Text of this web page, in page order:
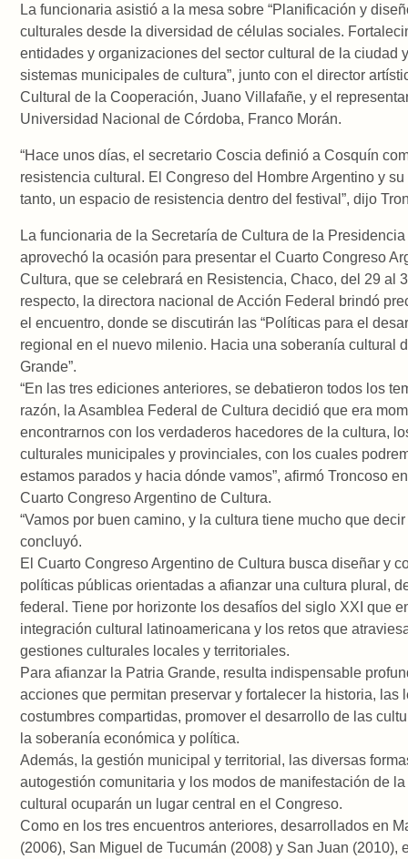
La funcionaria asistió a la mesa sobre “Planificación y
culturales desde la diversidad de células sociales.
entidades y organizaciones del sector cultural de la ciudad
sistemas municipales de cultura”, junto con el director
Cultural de la Cooperación, Juano Villafañe, y el
Universidad Nacional de Córdoba, Franco Morán.
“Hace unos días, el secretario Coscia definió a Cosquín
resistencia cultural. El Congreso del Hombre Argentino y
tanto, un espacio de resistencia dentro del festival”, dijo
La funcionaria de la Secretaría de Cultura de la
aprovechó la ocasión para presentar el Cuarto Congreso
Cultura, que se celebrará en Resistencia, Chaco, del 29 al
respecto, la directora nacional de Acción Federal brindó
el encuentro, donde se discutirán las “Políticas para el
regional en el nuevo milenio. Hacia una soberanía cultural
Grande”.
“En las tres ediciones anteriores, se debatieron todos los
razón, la Asamblea Federal de Cultura decidió que era
encontrarnos con los verdaderos hacedores de la cultura,
culturales municipales y provinciales, con los cuales
estamos parados y hacia dónde vamos”, afirmó Troncoso
Cuarto Congreso Argentino de Cultura.
“Vamos por buen camino, y la cultura tiene mucho que decir
concluyó.
El Cuarto Congreso Argentino de Cultura busca diseñar y
políticas públicas orientadas a afianzar una cultura plural,
federal. Tiene por horizonte los desafíos del siglo XXI que
integración cultural latinoamericana y los retos que
gestiones culturales locales y territoriales.
Para afianzar la Patria Grande, resulta indispensable
acciones que permitan preservar y fortalecer la historia, las
costumbres compartidas, promover el desarrollo de las
la soberanía económica y política.
Además, la gestión municipal y territorial, las diversas
autogestión comunitaria y los modos de manifestación de
cultural ocuparán un lugar central en el Congreso.
Como en los tres encuentros anteriores, desarrollados en
(2006), San Miguel de Tucumán (2008) y San Juan (2010),